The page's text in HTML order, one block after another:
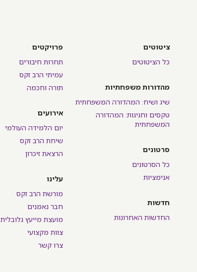
ציטוטים
כל הציטוטים
מהדורות משפחתיות
שיג ושיח: המהדורה המשפחתית
טקסים וחגיגות: המהדורה
המשפחתית
סרטונים
כל הסרטונים
אנימציות
חדשות
החדשות האחרונות
פרויקטים
תחרות חיבורים
עמיתי הרב זקס
תורה וחכמה
אירועים
יום הלמידה העולמי
שיחת הרב זקס
הרצאת זיכרון
עלינו
מורשת הרב זקס
חבר נאמנים
מועצת מייעץ גלובלית
צוות מקצועי
צרו קשר